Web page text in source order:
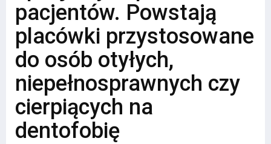
pacjentów. Powstają
placówki przystosowane
do osób otyłych,
niepełnosprawnych czy
cierpiących na
dentofobię